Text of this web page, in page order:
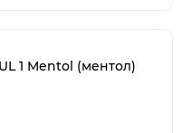
1 Mentol (ментол)